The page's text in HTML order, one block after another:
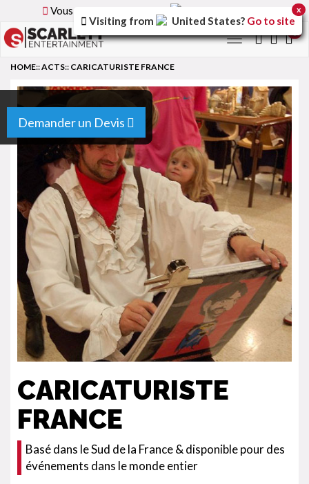
Vous parcourez la version
Toggle
Demander un Devis
HOME::ACTS:: CARICATURISTE FRANCE
CARICATURISTE
FRANCE
Basé dans le Sud de la France & disponible pour des
événements dans le monde entier
Visiting from United States? Go to site
x